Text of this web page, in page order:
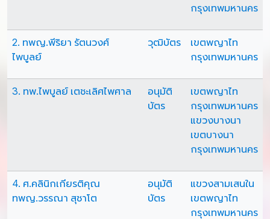
กรุงเทพมหานคร
2. ทพญ.พีริยา รัตนวงศ์
ไพบูลย์
วุฒิบัตร
เขตพญาไท
กรุงเทพมหานคร
3. ทพ.ไพบูลย์ เตชะเลิศไพศาล
อนุมัติ
บัตร
เขตพญาไท
กรุงเทพมหานคร
แขวงบางนา
เขตบางนา
กรุงเทพมหานคร
4. ศ.คลินิกเกียรติคุณ
ทพญ.วรรณา สุชาโต
อนุมัติ
บัตร
แขวงสามเสนใน
เขตพญาไท
กรุงเทพมหานคร